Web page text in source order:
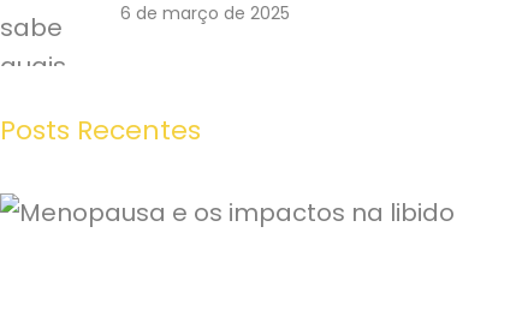
6 de março de 2025
Posts Recentes